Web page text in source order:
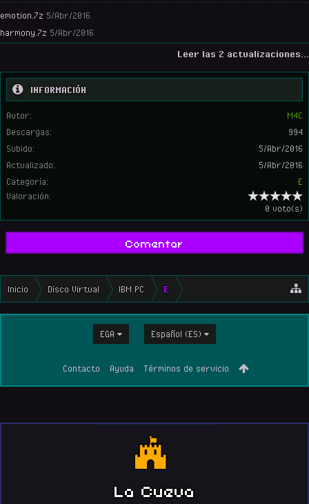
emotion.7z 5/Abr/2016
harmony.7z 5/Abr/2016
Leer las 2 actualizaciones...
INFORMACIÓN
Autor:
M4C
Descargas:
994
Subido:
5/Abr/2016
Actualizado:
5/Abr/2016
Categoría:
E
Valoración:
0 voto(s)
Comentar
Inicio Disco Virtual IBM PC E
EGA Español (ES)
Contacto Ayuda Términos de servicio
La Cueva